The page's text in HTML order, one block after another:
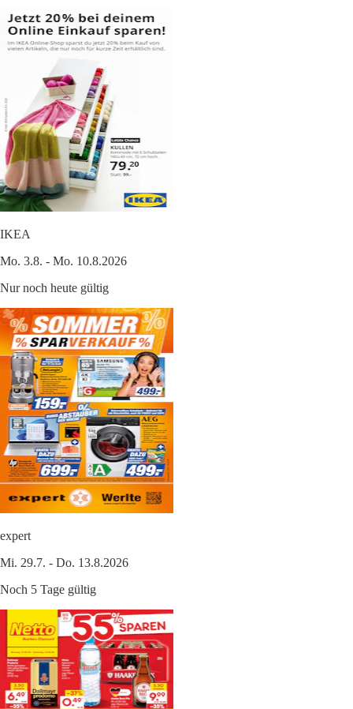
IKEA
Mo. 3.8. - Mo. 10.8.2026
Nur noch heute gültig
expert
Mi. 29.7. - Do. 13.8.2026
Noch 5 Tage gültig